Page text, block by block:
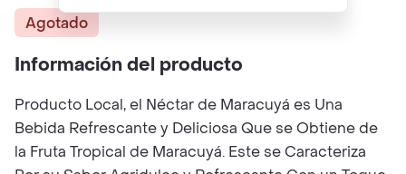
Agotado
Información del producto
Producto Local, el Néctar de Maracuyá es Una
Bebida Refrescante y Deliciosa Que se Obtiene de
la Fruta Tropical de Maracuyá. Este se Caracteriza